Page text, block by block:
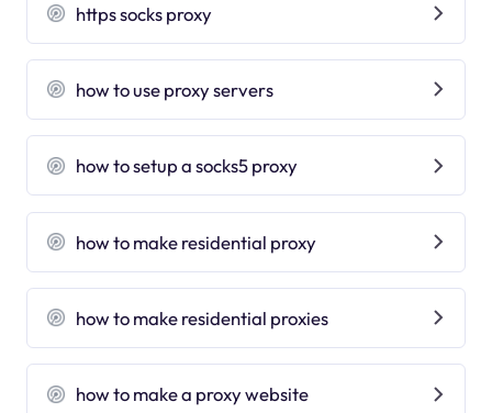
https socks proxy
how to use proxy servers
how to setup a socks5 proxy
how to make residential proxy
how to make residential proxies
how to make a proxy website